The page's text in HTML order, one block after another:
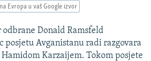
Evropa u vaš Google izvor
Donald Ramsfeld
posjetu Avganistanu radi razgovara
Karzaijem. Tokom posjete